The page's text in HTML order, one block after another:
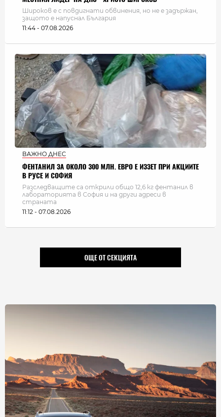
Широков е с повдигнати обвинения, но не е задържан,
защото е напуснал България
11:44 - 07.08.2026
ВАЖНО ДНЕС
ФЕНТАНИЛ ЗА ОКОЛО 300 МЛН. ЕВРО Е ИЗЗЕТ ПРИ АКЦИИТЕ
В РУСЕ И СОФИЯ
Разследващите са открили общо 12,6 кг фентанил в
лабораторията в София и на други адреси в
страната
11:12 - 07.08.2026
ОЩЕ ОТ СЕКЦИЯТА